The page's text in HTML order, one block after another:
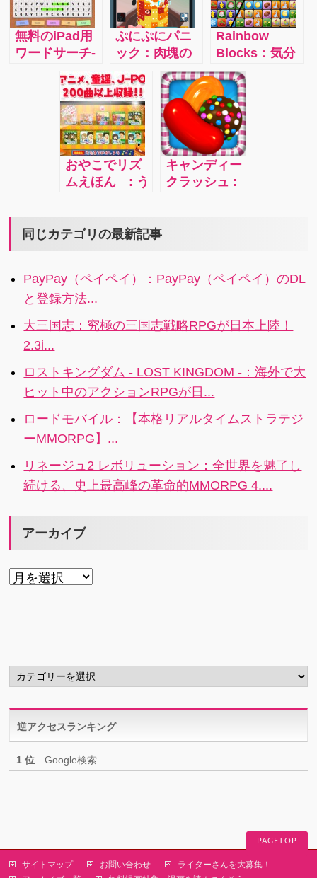
かも、この美
少女、ボイス
付きです。
声、かわいい
んです。
界観に少し派
手な演出をプ
ラスし、グラ
フィックとAI
を駆使し初心
者から上級者
まですぐに適
切な相手が見
つかる充実の
オンライン対
アップ絵本」
としてアプリ
で登場しまし
た。イラスト
が大変美し
く、美しい音
楽や楽しい仕
掛けで大人も
子供も楽しめ
る3-Ｄ絵本で
す
無料のiPad用
ワードサーチ-
版：ごくごく
簡単で基本的
な英単語のワ
ードサーチゲ
ームです。学
生さんの勉強
用にはもちろ
にも使えま
ぷにぷにパニ
ック：肉塊の
モンスター
「スライム」
そのブロッブ
と同じ色のフ
ルーツを投げ
ることによっ
てブロッブを
破壊してマシ
というパズル
す。
Rainbow
Blocks：気分
転換にやり始
めてついつい
夢中になって
しまうゲー
ム。美しいブ
ロックの色は
長時間眺めて
いても癒され
おやこでリズ
ムえほん : う
アプリがおや
キャンディー
クラッシュ :
同じカテゴリの最新記事
PayPay（ペイペイ）：PayPay（ペイペイ）のDL
と登録方法...
大三国志：究極の三国志戦略RPGが日本上陸！
2.3i...
ロストキングダム - LOST KINGDOM -：海外で大
ヒット中のアクションRPGが日...
ロードモバイル：【本格リアルタイムストラテジ
ーMMORPG】...
リネージュ2 レボリューション：全世界を魅了し
続ける、史上最高峰の革命的MMORPG 4....
アーカイブ
ア
カ
テ
リ
ー逆アクセスランキング
1 位 Google検索
PAGETOP
サイトマップ お問い合わせ
ライターさんを大募集！